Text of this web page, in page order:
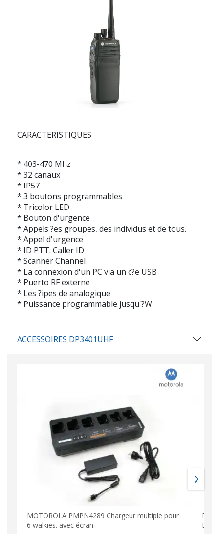
CARACTERISTIQUES
* 403-470 Mhz
* 32 canaux
* IP57
* 3 boutons programmables
* Tricolor LED
* Bouton d'urgence
* Appels ?es groupes, des individus et de tous.
* Appel d'urgence
* ID PTT. Caller ID
* Scanner Channel
* La connexion d'un PC via un c?e USB
* Puerto RF externe
* Les ?ipes de analogique
* Puissance programmable jusqu'?W
ACCESSOIRES DP3401UHF
MOTOROLA PMPN4289 Chargeur multiple pour
6 walkies. avec écran